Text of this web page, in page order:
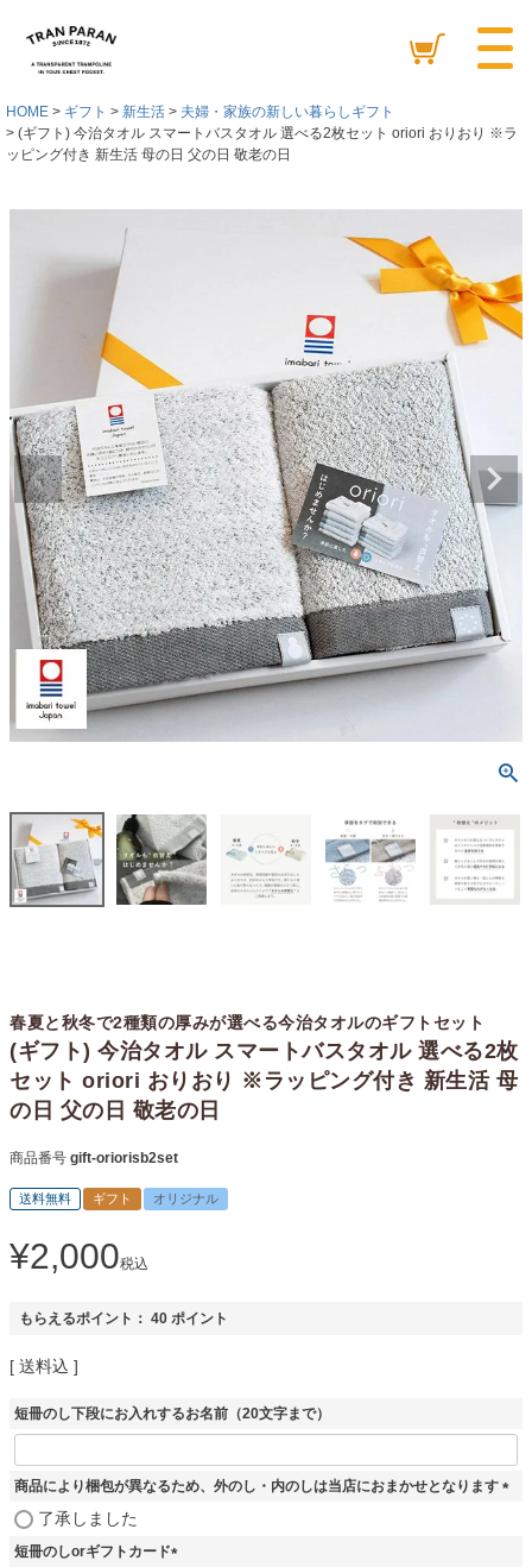
HOME ギフト 新生活
夫婦・家族の新しい暮らしギフト
(ギフト) 今治タオル スマートバスタオル 選べる2枚セット oriori おりおり ※ラ
ッピング付き 新生活 母の日 父の日 敬老の日
春夏と秋冬で2種類の厚みが選べる今治タオルのギフトセット
(ギフト) 今治タオル スマートバスタオル 選べる2枚
セット oriori おりおり ※ラッピング付き 新生活 母
の日 父の日 敬老の日
商品番号 gift-oriorisb2set
送料無料 ギフト オリジナル
¥2,000税込
もらえるポイント： 40 ポイント
送料込
短冊のし下段にお入れするお名前（20文字まで）
商品により梱包が異なるため、外のし・内のしは当店におまかせとなります
了承しました
短冊のしorギフトカード